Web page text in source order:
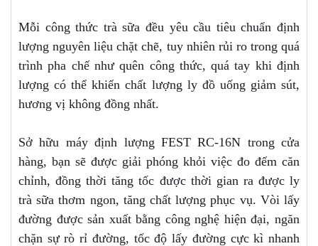
Mỗi công thức trà sữa đều yêu cầu tiêu chuẩn định
lượng nguyên liệu chặt chẽ, tuy nhiên rủi ro trong quá
trình pha chế như quên công thức, quá tay khi định
lượng có thể khiến chất lượng ly đồ uống giảm sút,
hương vị không đồng nhất.
Sở hữu máy định lượng FEST RC-16N trong cửa
hàng, bạn sẽ được giải phóng khỏi việc đo đếm căn
chỉnh, đồng thời tăng tốc được thời gian ra được ly
trà sữa thơm ngon, tăng chất lượng phục vụ. Vòi lấy
đường được sản xuất bằng công nghệ hiện đại, ngăn
chặn sự rò rỉ đường, tốc độ lấy đường cực kì nhanh